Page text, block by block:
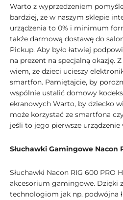
Warto z wyprzedzeniem
bardziej, że w naszym sklepie
urządzenia to 0% i minimum
także darmową dostawę do
Pickup. Aby było łatwiej
na prezent na specjalną okazję.
wiem, że dzieci ucieszy
smartfon. Pamiętajcie, by
wspólnie ustalić domowy
ekranowych Warto, by dziecko
może korzystać ze smartfona
jeśli to jego pierwsze urządzenie
Słuchawki Gamingowe Nacon
Słuchawki Nacon RIG 600 PRO
akcesorium gamingowe. Dzięki
technologiom jak np. podwójna